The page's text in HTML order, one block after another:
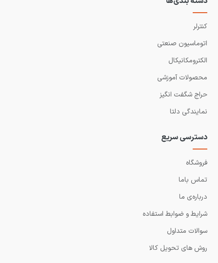
کنترلر
اتوماسیون صنعتی
الکترومکانیکال
محصولات آموزشی
حراج شگفت انگیز
نمایندگی دلتا
دسترسی سریع
فروشگاه
تماس باما
درباره‌ی ما
شرایط و ضوابط استفاده
سوالات متداول
روش های تحویل کالا